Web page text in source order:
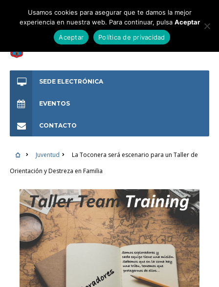
SEDE ELECTRÓNICA
EVENTOS
CONTACTO
Juventud
La Toconera será escenario para un Taller de
Orientación y Destreza en Familia
Usamos cookies para asegurar que te damos la mejor
experiencia en nuestra web. Para continuar, pulsa Aceptar
Aceptar
Política de privacidad